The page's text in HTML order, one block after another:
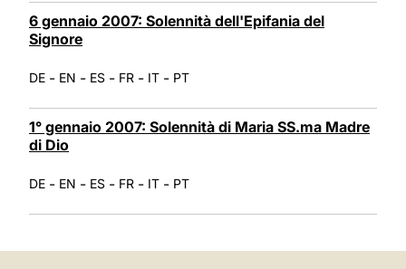
6 gennaio 2007: Solennità dell'Epifania del
Signore
DE - EN - ES - FR - IT - PT
1° gennaio 2007: Solennità di Maria SS.ma Madre
di Dio
DE - EN - ES - FR - IT - PT